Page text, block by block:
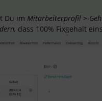
Du im Mitarbeiterprofil >
dass 100% Fixgehalt